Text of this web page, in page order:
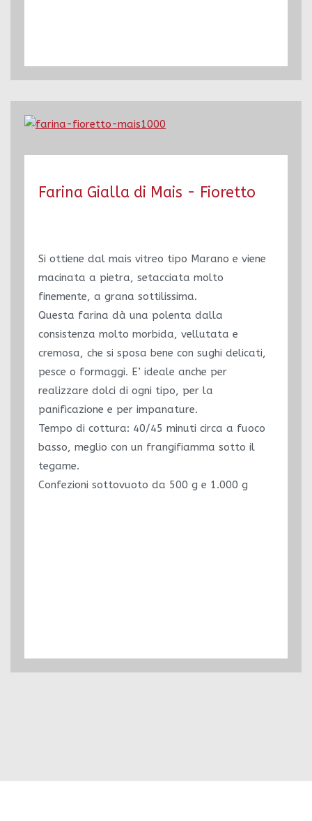
Farina Gialla di Mais - Fioretto
Si ottiene dal mais vitreo tipo Marano e viene
macinata a pietra, setacciata molto
finemente, a grana sottilissima.
Questa farina dà una polenta dalla
consistenza molto morbida, vellutata e
cremosa, che si sposa bene con sughi delicati,
pesce o formaggi. E’ ideale anche per
realizzare dolci di ogni tipo, per la
panificazione e per impanature.
Tempo di cottura: 40/45 minuti circa a fuoco
basso, meglio con un frangifiamma sotto il
tegame.
Confezioni sottovuoto da 500 g e 1.000 g